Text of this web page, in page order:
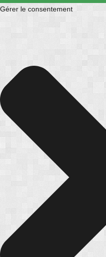
Gérer le consentement